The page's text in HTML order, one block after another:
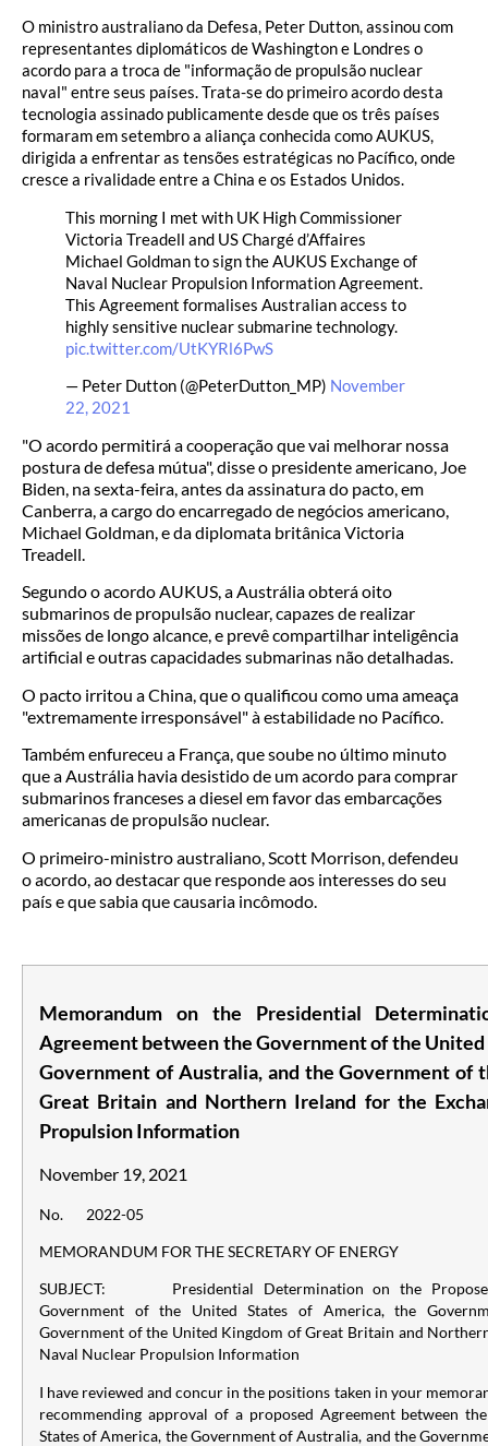
O ministro australiano da Defesa, Peter Dutton, assinou com
representantes diplomáticos de Washington e Londres o
acordo para a troca de "informação de propulsão nuclear
naval" entre seus países. Trata-se do primeiro acordo desta
tecnologia assinado publicamente desde que os três países
formaram em setembro a aliança conhecida como AUKUS,
dirigida a enfrentar as tensões estratégicas no Pacífico, onde
cresce a rivalidade entre a China e os Estados Unidos.
This morning I met with UK High Commissioner
Victoria Treadell and US Chargé d’Affaires
Michael Goldman to sign the AUKUS Exchange of
Naval Nuclear Propulsion Information Agreement.
This Agreement formalises Australian access to
highly sensitive nuclear submarine technology.
pic.twitter.com/UtKYRl6PwS
— Peter Dutton (@PeterDutton_MP) November
22, 2021
"O acordo permitirá a cooperação que vai melhorar nossa
postura de defesa mútua", disse o presidente americano, Joe
Biden, na sexta-feira, antes da assinatura do pacto, em
Canberra, a cargo do encarregado de negócios americano,
Michael Goldman, e da diplomata britânica Victoria
Treadell.
Segundo o acordo AUKUS, a Austrália obterá oito
submarinos de propulsão nuclear, capazes de realizar
missões de longo alcance, e prevê compartilhar inteligência
artificial e outras capacidades submarinas não detalhadas.
O pacto irritou a China, que o qualificou como uma ameaça
"extremamente irresponsável" à estabilidade no Pacífico.
Também enfureceu a França, que soube no último minuto
que a Austrália havia desistido de um acordo para comprar
submarinos franceses a diesel em favor das embarcações
americanas de propulsão nuclear.
O primeiro-ministro australiano, Scott Morrison, defendeu
o acordo, ao destacar que responde aos interesses do seu
país e que sabia que causaria incômodo.
Memorandum on the Presidential
Agreement between the Government of the
Government of Australia, and the Government of
Great Britain and Northern Ireland for the
Propulsion Information
November 19, 2021
No. 2022-05
MEMORANDUM FOR THE SECRETARY OF ENERGY
SUBJECT: Presidential Determination on the
Government of the United States of America, the
Government of the United Kingdom of Great Britain and
Naval Nuclear Propulsion Information
I have reviewed and concur in the positions taken in your
recommending approval of a proposed Agreement between
States of America, the Government of Australia, and the